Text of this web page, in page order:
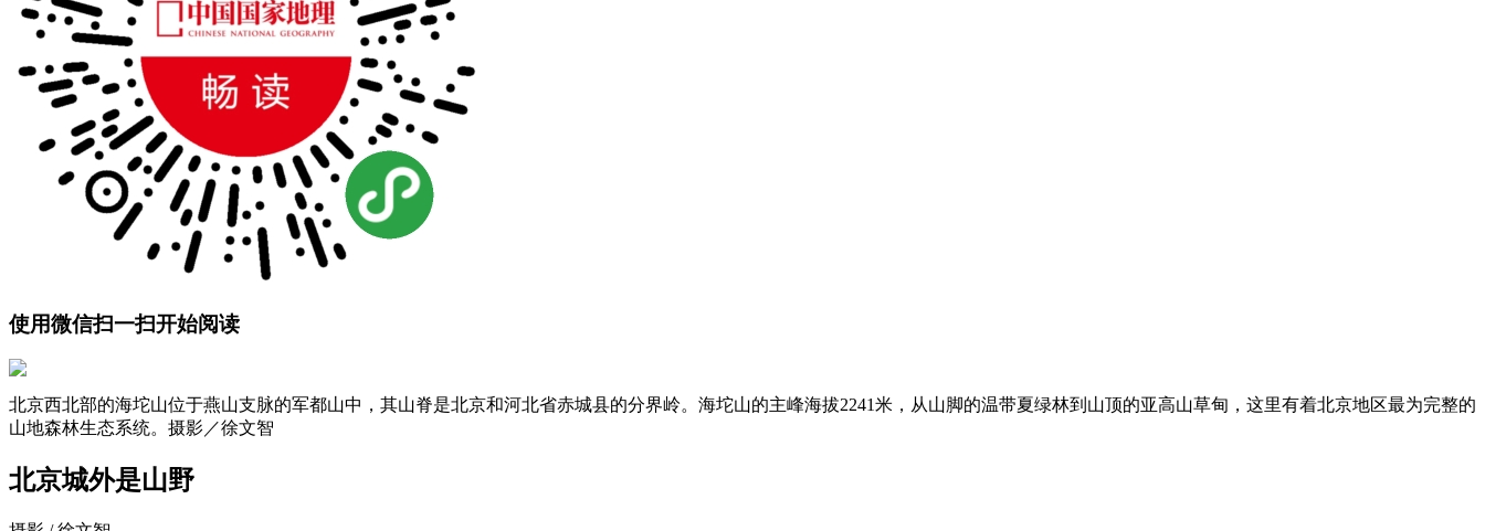
使用微信扫一扫开始阅读
北京西北部的海坨山位于燕山支脉的军都山中，其山脊是北京和河北省赤城县的分界岭。海坨山的主峰海拔2241米，从山脚的温带夏绿林到山顶的亚高山草甸，这里有着北京地区最为完整的
山地森林生态系统。摄影／徐文智
北京城外是山野